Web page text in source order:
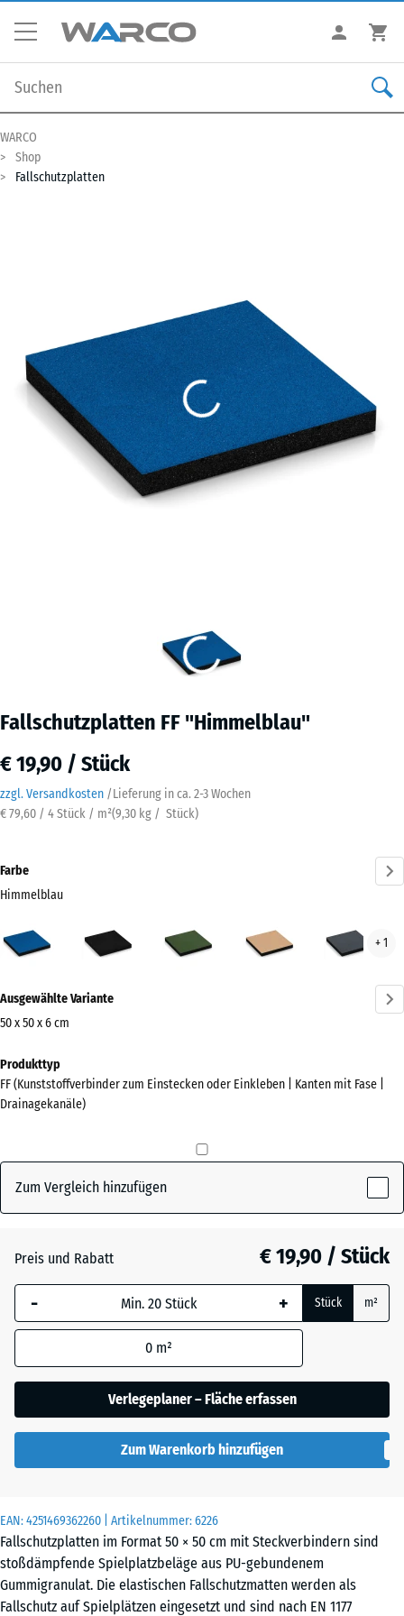
WARCO
Shop
Fallschutzplatten
Fallschutzplatten FF "Himmelblau"
€ 19,90 / Stück
zzgl. Versandkosten /Lieferung in ca. 2-3 Wochen
€ 79,60 / 4 Stück / m²(9,30 kg / Stück)
EAN:4251469362260 | Artikelnummer:6226
Fallschutzplatten im Format 50 × 50 cm mit Steckverbindern sind
stoßdämpfende Spielplatzbeläge aus PU-gebundenem
Gummigranulat. Die elastischen Fallschutzmatten werden als
Fallschutz auf Spielplätzen eingesetzt und sind nach EN 1177
Farbe
Himmelblau
Himmelblau
(active)
Sandbeige
+ 1
Informationen
zu
Farben?
Farbpalette
Himmelblau(active)
- € 1,60
Ausgewählte Variante
50 x 50 x 6 cm
Abmessungen
für
den
x
500
Die gewählte, blau
umrandete
Abmessung wird
Produktdaten nicht
anders angegeben)
für die
Bedarfsberechnung
x
50
x 6
cm
Produkttyp
FF (Kunststoffverbinder zum Einstecken oder Einkleben | Kanten mit Fase |
Drainagekanäle)
Zum Vergleich hinzufügen
Preis und Rabatt € 19,90 / Stück
- + Stück m²
0 m²
Verlegeplaner – Fläche erfassen
Zum Warenkorb hinzufügen